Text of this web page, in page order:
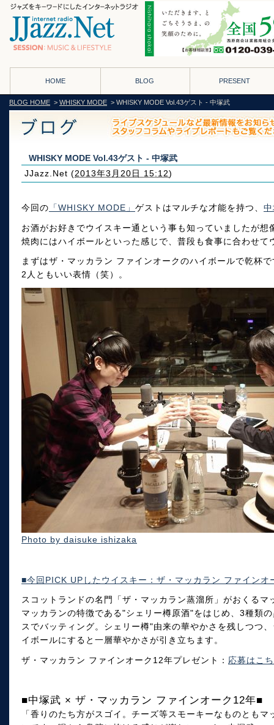
HOME BLOG PRESENT
BLOG HOME > WHISKY MODE > WHISKY MODE Vol.43ゲスト - 中塚武
WHISKY MODE Vol.43ゲスト - 中塚武
JJazz.Net (2013年3月20日 15:12)
今回の 「WHISKY MODE」 ゲストはマルチな才能を持つ、
お酒がお好きでウイスキー通という事も知っていましたが想
焼肉にはハイボールといった感じで、普段も食事に合わせ
まずはザ・マッカラン ファインオークのハイボールで乾杯
2人ともいい表情（笑）。
Photo by daisuke ishizaka
■今回PICK UPしたウイスキー：ザ・マッカラン ファインオ
スコットランドの名門「ザ・マッカラン蒸溜所」がおくるマ
マッカランの特徴である"シェリー樽原酒"をはじめ、3種類
スでバッティング。シェリー樽"由来の華やかさを残しつつ
イボールにすると一層華やかさが引き立ちます。
ザ・マッカラン ファインオーク12年プレゼント： 応募はこ
■中塚武 × ザ・マッカラン ファインオーク12年■
「香りのたち方がスゴイ。チーズ等スモーキーなものとも